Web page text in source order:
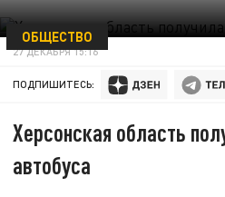
ОБЩЕСТВО
27 ДЕКАБРЯ 15:16
ПОДПИШИТЕСЬ:
Херсонская область
автобуса